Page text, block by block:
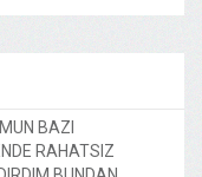
BAZI
RAHATSIZ